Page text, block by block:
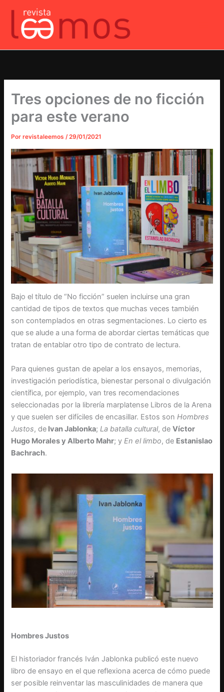
contenido
Tres opciones de no ficción
para este verano
Porrevistaleemos/29/01/2021
Bajo el título de “No ficción” suelen incluirse una gran
cantidad de tipos de textos que muchas veces también
son contemplados en otras segmentaciones. Lo cierto es
que se alude a una forma de abordar ciertas temáticas que
tratan de entablar otro tipo de contrato de lectura.
Para quienes gustan de apelar a los ensayos, memorias,
investigación periodística, bienestar personal o divulgación
científica, por ejemplo, van tres recomendaciones
seleccionadas por la librería marplatense Libros de la Arena
y que suelen ser difíciles de encasillar. Estos sonHombres
Justos, de Ivan Jablonka;La batalla cultural, deVíctor
Hugo Morales y Alberto Mahr; yEn el limbo, de Estanislao
Bachrach.
Hombres Justos
El historiador francés Iván Jablonka publicó este nuevo
libro de ensayo en el que reflexiona acerca de cómo puede
ser posible reinventar las masculinidades de manera que